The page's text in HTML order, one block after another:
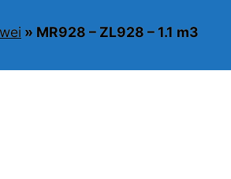
» MR928 – ZL928 – 1.1 m3